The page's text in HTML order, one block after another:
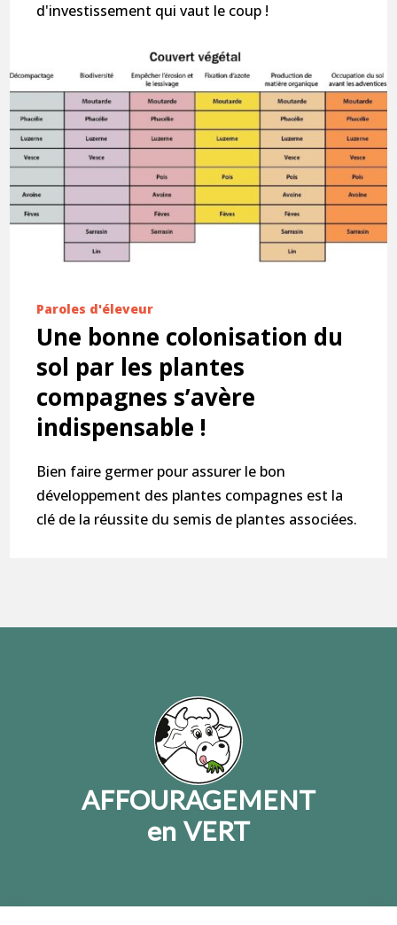
d'investissement qui vaut le coup !
Paroles d'éleveur
Une bonne colonisation du
sol par les plantes
compagnes s’avère
indispensable !
Bien faire germer pour assurer le bon
développement des plantes compagnes est la
clé de la réussite du semis de plantes associées.
AFFOURAGEMENT
en VERT